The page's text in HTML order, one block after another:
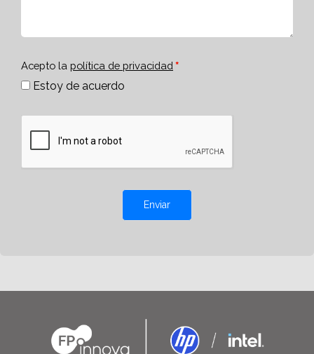
Acepto la política de privacidad
Estoy de acuerdo
Enviar